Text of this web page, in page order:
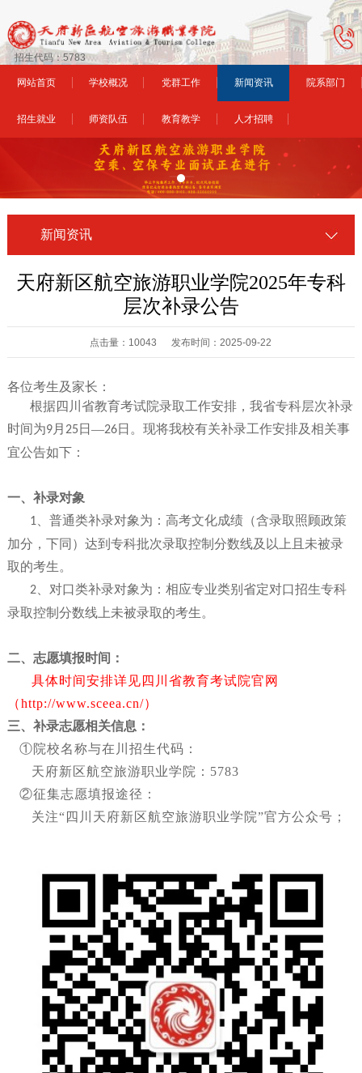
招生代码：5783
网站首页 学校概况 党群工作 新闻资讯 院系部门
招生就业 师资队伍 教育教学 人才招聘
新闻资讯
天府新区航空旅游职业学院2025年专科
层次补录公告
点击量：10043 发布时间：2025-09-22
各位考生及家长：
根据四川省教育考试院录取工作安排，我省专科层次补录
时间为9月 25 日—26日。现将我校有关补录工作安排及相关事
宜公告如下：
一、补录对象
1、 普通类补录对象为：高考文化成绩（含录取照顾政策
加分，下同）达到专科批次录取控制分数线及以上且未被录
取的考生。
2、对口类补录对象为：相应专业类别省定对口招生专科
录取控制分数线上未被录取的考生。
二、 志愿填报时间 ：
具体时间安排详见四川省教育考试院官网
（http://www.sceea.cn/）
三、补录志愿相关信息：
①院校名称与在川招生代码：
天府新区航空旅游职业学院：5783
②征集志愿填报途径：
关注“四川天府新区航空旅游职业学院”官方公众号；